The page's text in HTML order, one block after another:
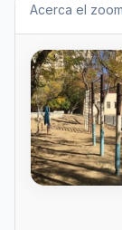
Acerca el